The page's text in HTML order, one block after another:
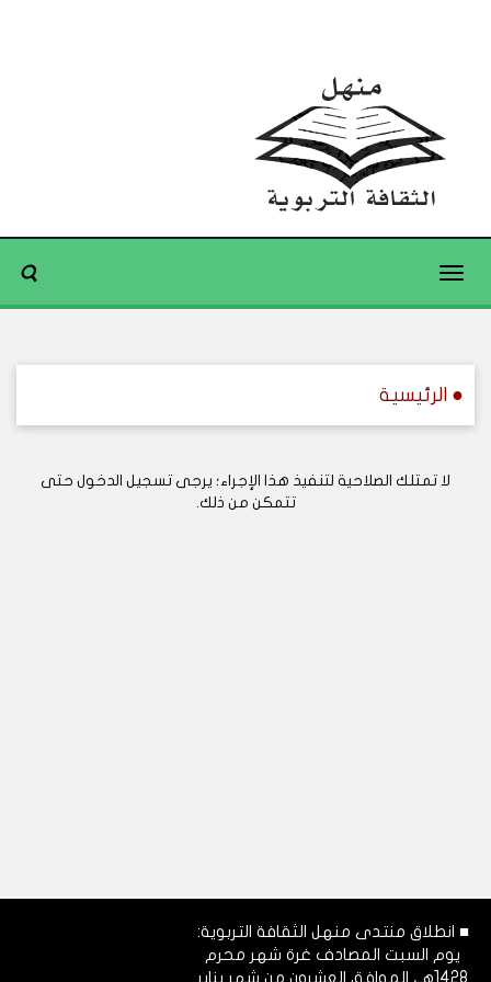
Toggle
● الرئيسية
لا تمتلك الصلاحية لتنفيذ هذا الإجراء؛ يرجى تسجيل الدخول حتى
تتمكن من ذلك.
■ انطلاق منتدى منهل الثقافة التربوية:
يوم السبت المصادف غرة شهر محرم
1428هـ، الموافق العشرون من شهر يناير